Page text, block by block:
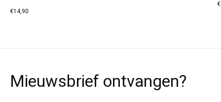
€14,90
Mieuwsbrief ontvangen?